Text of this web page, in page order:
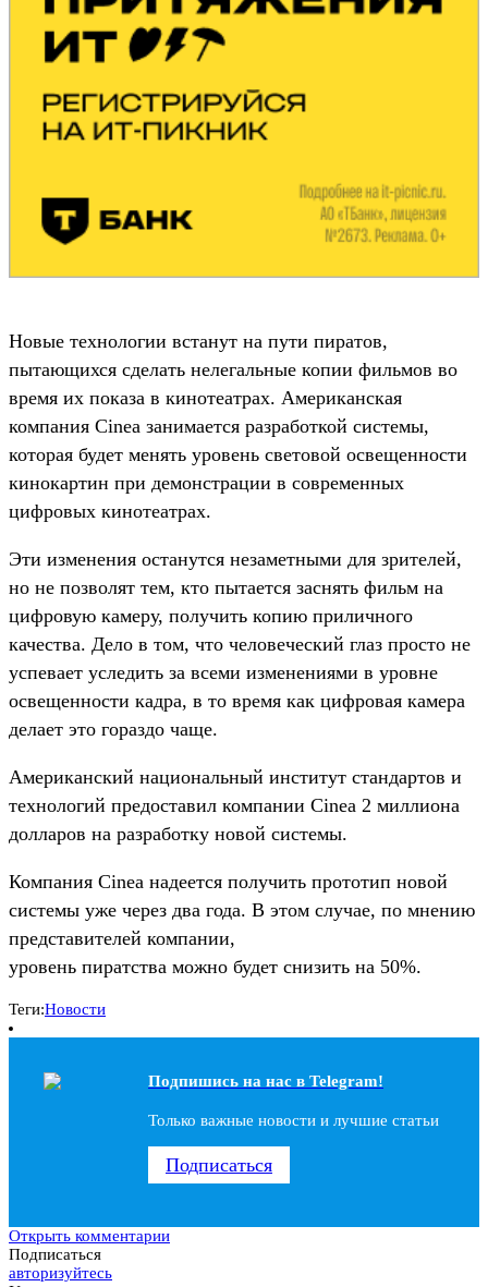
Новые технологии встанут на пути пиратов,
пытающихся сделать нелегальные копии фильмов во
время их показа в кинотеатрах. Американская
компания Cinea занимается разработкой системы,
которая будет менять уровень световой освещенности
кинокартин при демонстрации в современных
цифровых кинотеатрах.
Эти изменения останутся незаметными для зрителей,
но не позволят тем, кто пытается заснять фильм на
цифровую камеру, получить копию приличного
качества. Дело в том, что человеческий глаз просто не
успевает уследить за всеми изменениями в уровне
освещенности кадра, в то время как цифровая камера
делает это гораздо чаще.
Американский национальный институт стандартов и
технологий предоставил компании Cinea 2 миллиона
долларов на разработку новой системы.
Компания Cinea надеется получить прототип новой
системы уже через два года. В этом случае, по мнению
представителей компании,
уровень пиратства можно будет снизить на 50%.
Теги:Новости
Подпишись на наc в Telegram!
Только важные новости и лучшие статьи
Подписаться
Открыть комментарии
Подписаться
авторизуйтесь